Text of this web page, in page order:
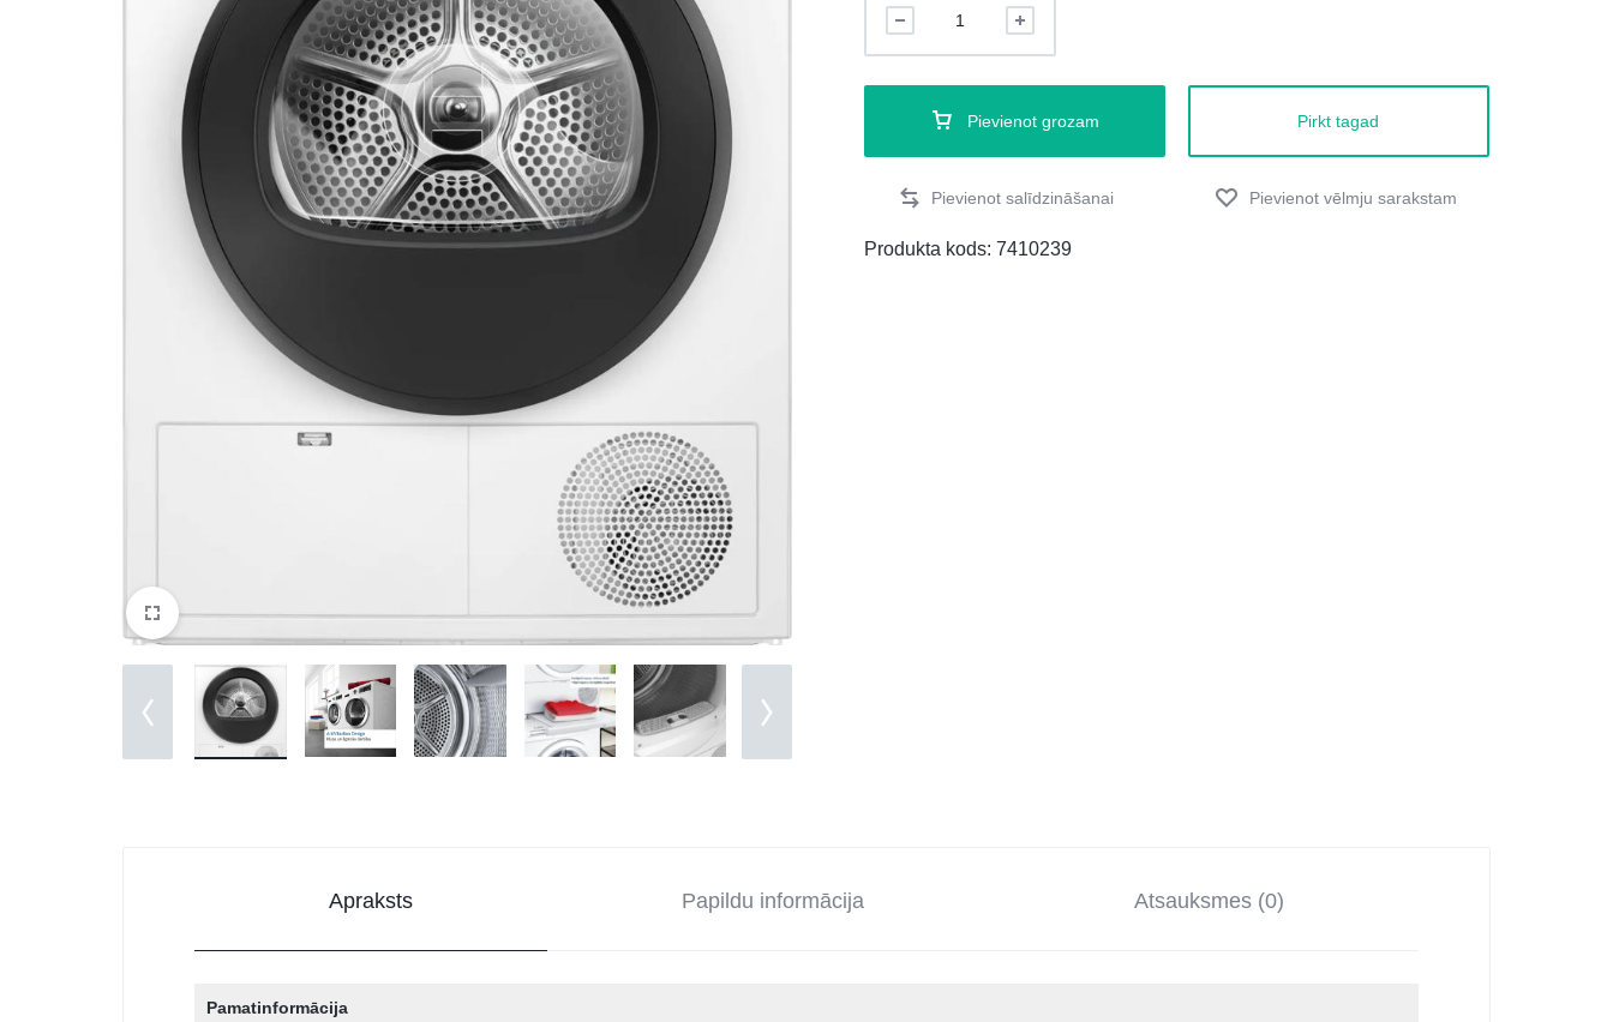
DATORTEHNIKA, PRECES
BIROJAM
KLIMATAM
SPORTAM UN ATPŪTAI
MĀJĀM UN DĀRZAM
SILTUMNĪCAS UN TO PIEDERUMI
CELTNIECĪBA
Pievienot grozam Pirkt tagad
Produkta kods:7410239
Apraksts Papildu informācija Atsauksmes (0)
Pamatinformācija